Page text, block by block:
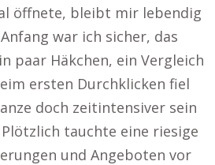
öffnete, bleibt mir lebendig
war ich sicher, das
paar Häkchen, ein Vergleich
ersten Durchklicken fiel
doch zeitintensiver sein
tauchte eine riesige
und Angeboten vor